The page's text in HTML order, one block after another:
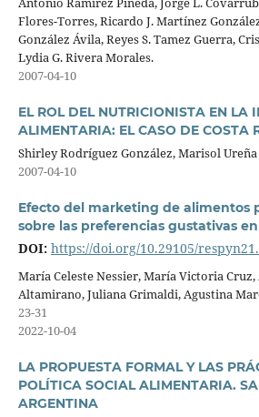
Flores-Torres, Ricardo J. Martínez
González Ávila, Reyes S. Tamez Guerra,
Lydia G. Rivera Morales.
2007-04-10
EL ROL DEL NUTRICIONISTA EN LA
ALIMENTARIA: EL CASO DE COSTA
Shirley Rodríguez González, Marisol Ureña
2007-04-10
Efecto del marketing de alimentos
sobre las preferencias gustativas
DOI: https://doi.org/10.29105/
María Celeste Nessier, María Victoria
Altamirano, Juliana Grimaldi, Agustina
23-31
2022-10-04
LA PROPUESTA FORMAL Y LAS
POLÍTICA SOCIAL ALIMENTARIA.
ARGENTINA